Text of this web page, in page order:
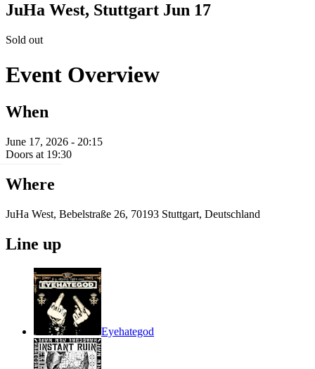
JuHa West, Stuttgart Jun 17
Sold out
Event Overview
When
June 17, 2026 - 20:15
Doors at 19:30
Where
JuHa West, Bebelstraße 26, 70193 Stuttgart, Deutschland
Line up
Eyehategod